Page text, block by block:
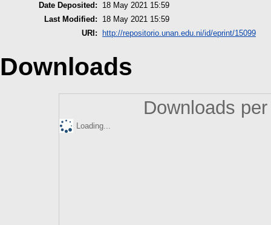
Date Deposited:
18 May 2021 15:59
Last Modified:
18 May 2021 15:59
URI:
http://repositorio.unan.edu.ni/id/eprint/15099
Downloads
Downloads
Loading...